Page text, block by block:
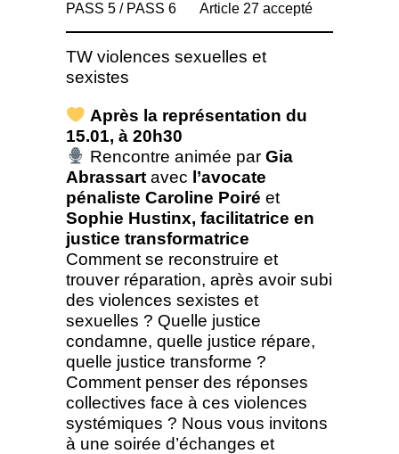
PASS 5 / PASS 6
Article 27 accepté
TW violences sexuelles et
sexistes
Après la représentation du
15.01, à 20h30
Rencontre animée par Gia
Abrassart avec l’avocate
pénaliste Caroline Poiré et
Sophie Hustinx, facilitatrice en
justice transformatrice
Comment se reconstruire et
trouver réparation, après avoir subi
des violences sexistes et
sexuelles ? Quelle justice
condamne, quelle justice répare,
quelle justice transforme ?
Comment penser des réponses
collectives face à ces violences
systémiques ? Nous vous invitons
à une soirée d’échanges et